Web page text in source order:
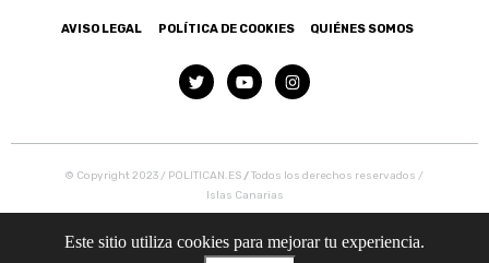
AVISO LEGAL POLÍTICA DE COOKIES QUIÉNES SOMOS
© Copyright 2023 / POLITICAN.ES /Todos los derechos reservados /
Islas Canarias
Este sitio utiliza cookies para mejorar tu experiencia.